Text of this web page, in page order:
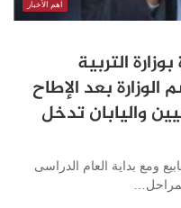
أهم الأخبار
التربية
بعد الإطاح
واليابان تدخل
ومع بداية العام الدراسى